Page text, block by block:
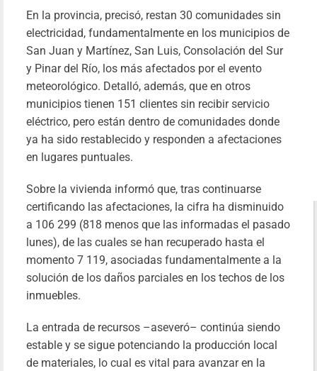
En la provincia, precisó, restan 30 comunidades sin
electricidad, fundamentalmente en los municipios de
San Juan y Martínez, San Luis, Consolación del Sur
y Pinar del Río, los más afectados por el evento
meteorológico. Detalló, además, que en otros
municipios tienen 151 clientes sin recibir servicio
eléctrico, pero están dentro de comunidades donde
ya ha sido restablecido y responden a afectaciones
en lugares puntuales.
Sobre la vivienda informó que, tras continuarse
certificando las afectaciones, la cifra ha disminuido
a 106 299 (818 menos que las informadas el pasado
lunes), de las cuales se han recuperado hasta el
momento 7 119, asociadas fundamentalmente a la
solución de los daños parciales en los techos de los
inmuebles.
La entrada de recursos –aseveró– continúa siendo
estable y se sigue potenciando la producción local
de materiales, lo cual es vital para avanzar en la